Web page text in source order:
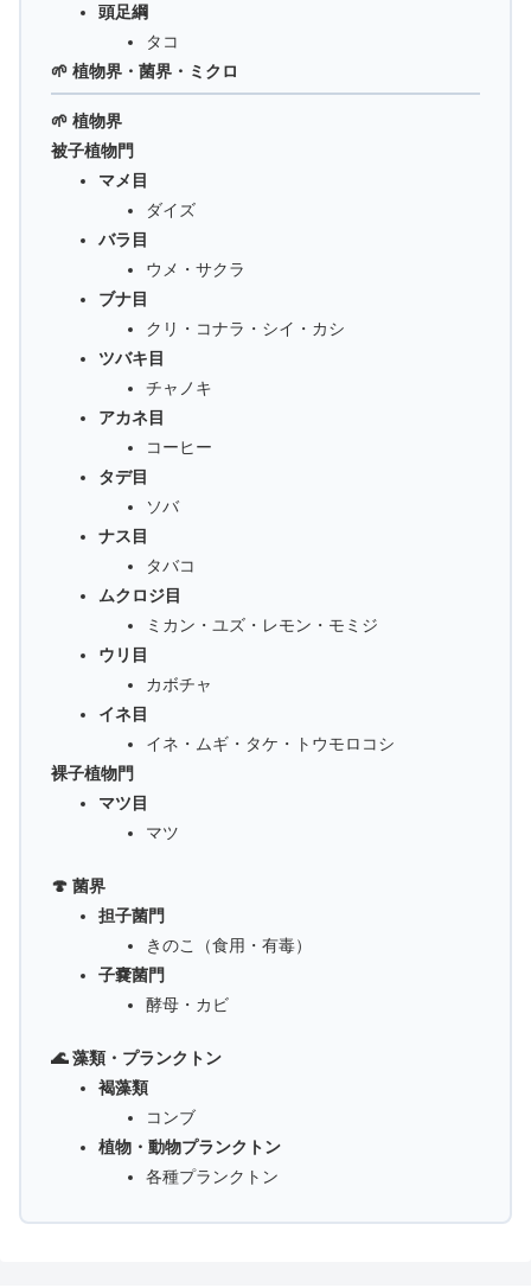
頭足綱
タコ
🌱 植物界・菌界・ミクロ
🌱 植物界
被子植物門
マメ目
ダイズ
バラ目
ウメ・サクラ
ブナ目
クリ・コナラ・シイ・カシ
ツバキ目
チャノキ
アカネ目
コーヒー
タデ目
ソバ
ナス目
タバコ
ムクロジ目
ミカン・ユズ・レモン・モミジ
ウリ目
カボチャ
イネ目
イネ・ムギ・タケ・トウモロコシ
裸子植物門
マツ目
マツ
🍄 菌界
担子菌門
きのこ（食用・有毒）
子嚢菌門
酵母・カビ
🌊 藻類・プランクトン
褐藻類
コンブ
植物・動物プランクトン
各種プランクトン